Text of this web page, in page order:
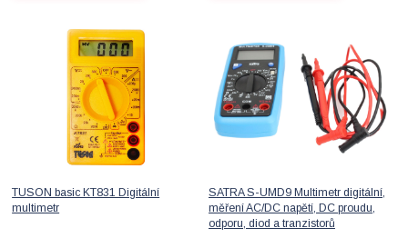
TUSON basic KT831 Digitální
multimetr
SATRA S-UMD9 Multimetr digitální,
měření AC/DC napětí, DC proudu,
odporu, diod a tranzistorů